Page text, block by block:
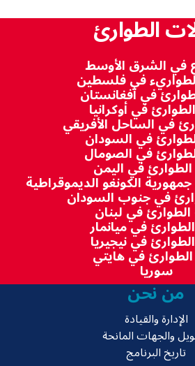
الطوارئ
في الشرق الأوسط
في فلسطين
في أفغانستان
في أوكرانيا
في الساحل الأفريقي
في السودان
في الصومال
في اليمن
الكونغو الديموقراطية
في جنوب السودان
الطوارئ في لبنان
في ميانمار
في نيجيريا
في هايتي
سوريا
من نحن
الإدارة والقيادة
والجهات المانحة
تاريخ البرنامج